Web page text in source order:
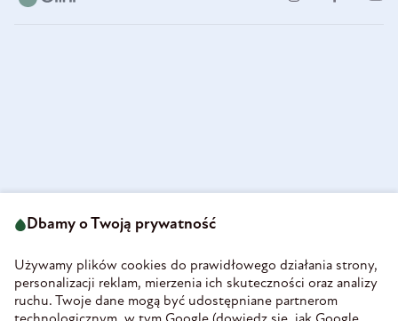
58-160 Świebodzice
REGON 890213034
INFORMACJE
Dbamy o Twoją prywatność
Używamy plików cookies do prawidłowego działania strony,
personalizacji reklam, mierzenia ich skuteczności oraz analizy
ruchu. Twoje dane mogą być udostępniane partnerom